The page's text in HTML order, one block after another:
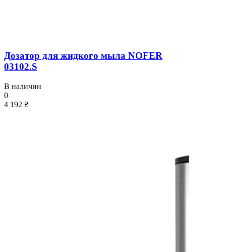
Дозатор для жидкого мыла NOFER
03102.S
В наличии
0
4 192 ₴